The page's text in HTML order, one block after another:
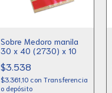
Sobre Medoro manila
30 x 40 (2730) x 10
$3.538
$3.361,10 con Transferencia
o depósito